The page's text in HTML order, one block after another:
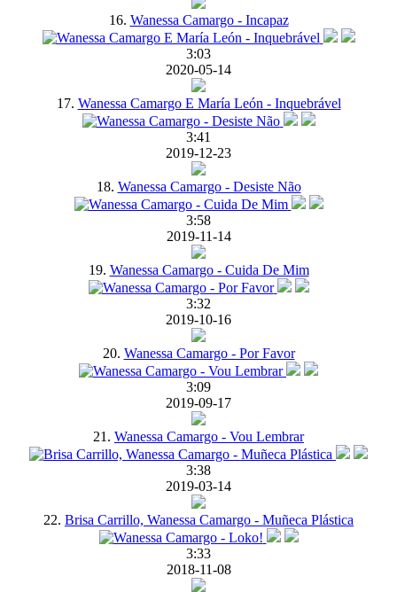
16. Wanessa Camargo - Incapaz
3:03
2020-05-14
17. Wanessa Camargo E María León - Inquebrável
3:41
2019-12-23
18. Wanessa Camargo - Desiste Não
3:58
2019-11-14
19. Wanessa Camargo - Cuida De Mim
3:32
2019-10-16
20. Wanessa Camargo - Por Favor
3:09
2019-09-17
21. Wanessa Camargo - Vou Lembrar
3:38
2019-03-14
22. Brisa Carrillo, Wanessa Camargo - Muñeca Plástica
3:33
2018-11-08